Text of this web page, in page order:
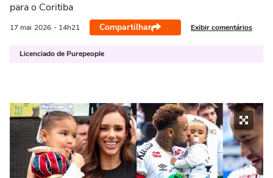
para o Coritiba
17 mai 2026 - 14h21 Compartilhar Exibir comentários
Licenciado de Purepeople